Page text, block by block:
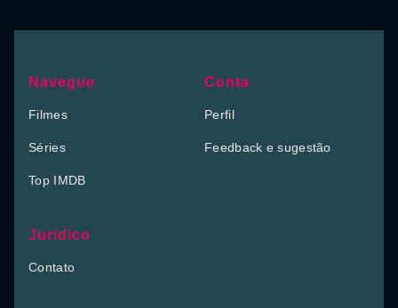
Navegue
Filmes
Séries
Top IMDB
Conta
Perfil
Feedback e sugestão
Jurídico
Contato